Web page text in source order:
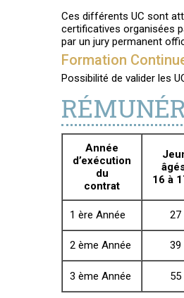
Ces différents UC sont
certificatives organisées
par un jury permanent
Formation
Possibilité de valider les
Année
d’exécution
du
contrat
16 à
1 ère Année 27
2 ème Année 39
3 ème Année 55